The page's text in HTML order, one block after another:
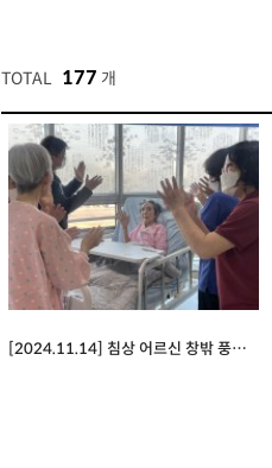
TOTAL 177 개
[2024.11.14] 침상 어르신 창밖 풍경 구경